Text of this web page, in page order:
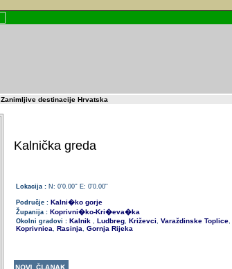
Zanimljive destinacije Hrvatska
Kalnička greda
Lokacija : N: 0'0.00'' E: 0'0.00''
Područje : Kalni�ko gorje
Županija : Koprivni�ko-Kri�eva�ka
Okolni gradovi : Kalnik , Ludbreg, Križevci, Varaždinske Toplice,
Koprivnica, Rasinja, Gornja Rijeka